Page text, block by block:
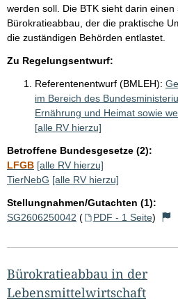
werden soll. Die BTK sieht darin einen
Bürokratieabbau, der die praktische
die zuständigen Behörden entlastet.
Zu Regelungsentwurf:
Referentenentwurf (BMLEH):
im Bereich des
Ernährung und Heimat sowie
[alle RV hierzu]
Betroffene Bundesgesetze (2):
LFGB [alle RV hierzu]
TierNebG [alle RV hierzu]
Stellungnahmen/Gutachten (1):
SG2606250042 ( PDF - 1 Seite)
Bürokratieabbau in der
Lebensmittelwirtschaft